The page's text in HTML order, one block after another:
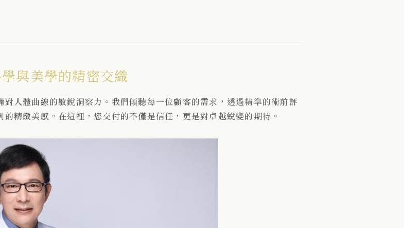
與美學的精密交織
人體曲線的敏銳洞察力。我們傾聽每一位顧客的需求，透過精準的術前評
精緻美感。在這裡，您交付的不僅是信任，更是對卓越蛻變的期待。